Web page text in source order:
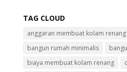
TAG CLOUD
anggaran membuat kolam renang
bangun rumah minimalis
biaya membuat kolam renang